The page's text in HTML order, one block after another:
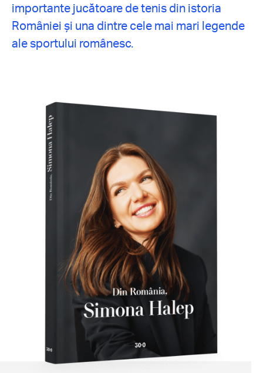
importante jucătoare de tenis din istoria
României și una dintre cele mai mari legende
ale sportului românesc.